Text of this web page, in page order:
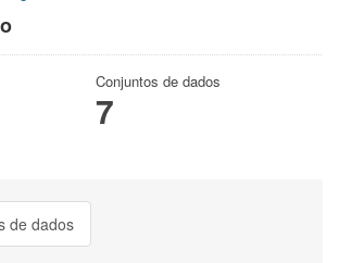
Conjuntos de dados
7
de dados